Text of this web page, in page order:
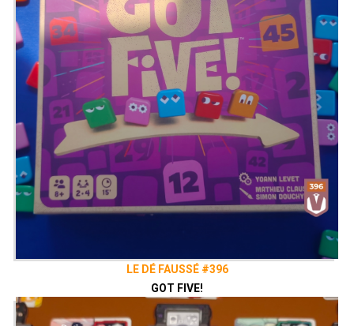
Rejoignez nous sur Discord!
https://discord.gg/uGxNp6n
LE DÉ FAUSSÉ #396
GOT FIVE!